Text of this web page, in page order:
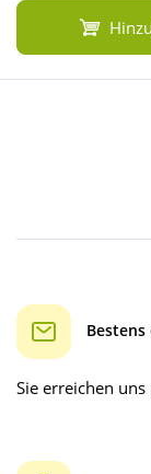
Sie erreichen